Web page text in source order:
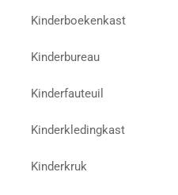
Kinderboekenkast
Kinderbureau
Kinderfauteuil
Kinderkledingkast
Kinderkruk